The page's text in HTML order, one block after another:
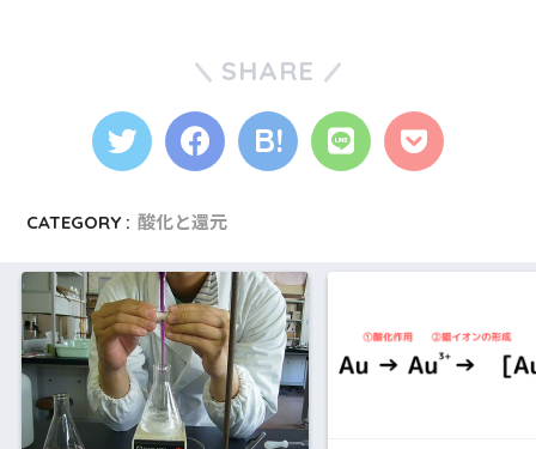
SHARE
CATEGORY : 酸化と還元